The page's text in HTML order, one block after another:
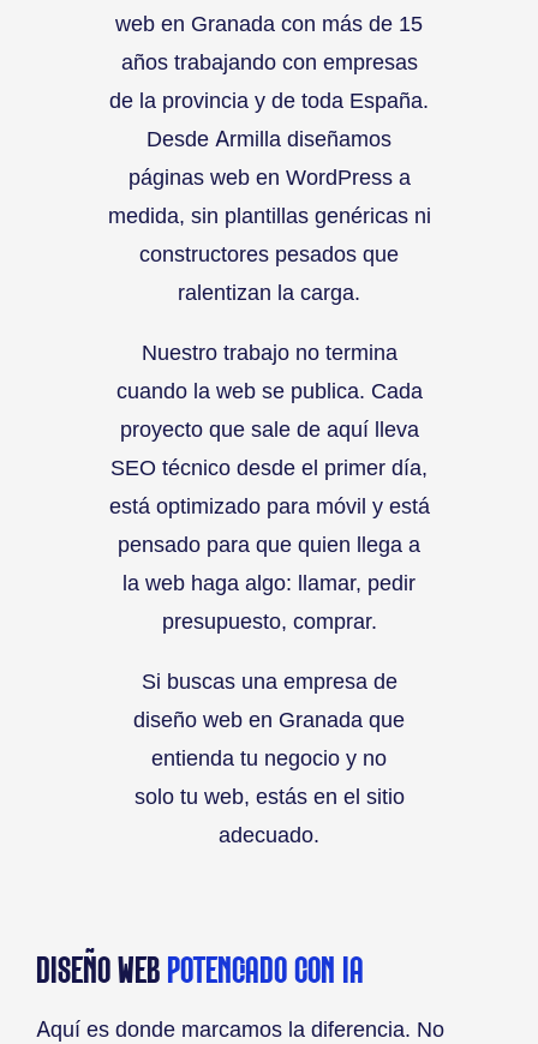
web en Granada con más de 15
años trabajando con empresas
de la provincia y de toda España.
Desde Armilla diseñamos
páginas web en WordPress a
medida, sin plantillas genéricas ni
constructores pesados que
ralentizan la carga.
Nuestro trabajo no termina
cuando la web se publica. Cada
proyecto que sale de aquí lleva
SEO técnico desde el primer día,
está optimizado para móvil y está
pensado para que quien llega a
la web haga algo: llamar, pedir
presupuesto, comprar.
Si buscas una empresa de
diseño web en Granada que
entienda tu negocio y no
solo tu web, estás en el sitio
adecuado.
DISEÑO WEB POTENCIADO CON IA
Aquí es donde marcamos la diferencia. No